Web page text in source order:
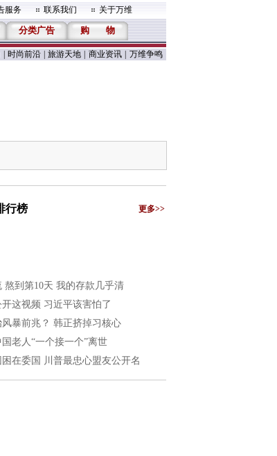
服务 联系我们 关于万维
分类广告 购 物
时尚前沿 旅游天地 商业资讯 万维争鸣
行榜 更多>>
熬到第10天 我的存款几乎清
这视频 习近平该害怕了
暴前兆？ 韩正挤掉习核心
老人“一个接一个”离世
在委国 川普最忠心盟友公开名